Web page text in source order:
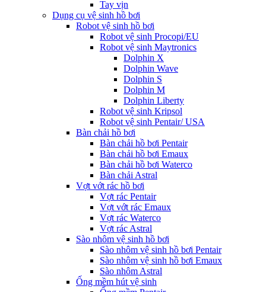
Tay vịn
Dụng cụ vệ sinh hồ bơi
Robot vệ sinh hồ bơi
Robot vệ sinh Procopi/EU
Robot vệ sinh Maytronics
Dolphin X
Dolphin Wave
Dolphin S
Dolphin M
Dolphin Liberty
Robot vệ sinh Kripsol
Robot vệ sinh Pentair/ USA
Bàn chải hồ bơi
Bàn chải hồ bơi Pentair
Bàn chải hồ bơi Emaux
Bàn chải hồ bơi Waterco
Bàn chải Astral
Vợt vớt rác hồ bơi
Vợt rác Pentair
Vợt vớt rác Emaux
Vợt rác Waterco
Vợt rác Astral
Sào nhôm vệ sinh hồ bơi
Sào nhôm vệ sinh hồ bơi Pentair
Sào nhôm vệ sinh hồ bơi Emaux
Sào nhôm Astral
Ống mềm hút vệ sinh